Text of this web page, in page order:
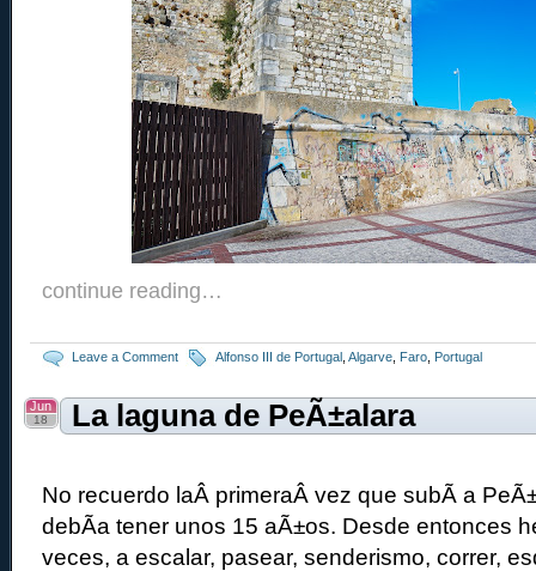
continue reading…
Leave a Comment Alfonso III de Portugal Algarve Faro Portugal
La laguna de PeÃ±alara
Jun
18
No recuerdo laÂ primeraÂ vez que subÃ­ a
debÃ­a tener unos 15 aÃ±os. Desde entonces
veces, a escalar, pasear, senderismo, correr,